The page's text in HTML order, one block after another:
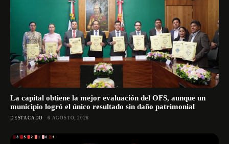
La capital obtiene la mejor evaluación del OFS, aunque un
municipio logró el único resultado sin daño patrimonial
DESTACADO 6 AGOSTO, 2026